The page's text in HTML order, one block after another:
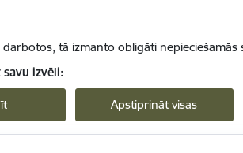
darbotos, tā izmanto obligāti
izvēli:
Apstiprināt visas